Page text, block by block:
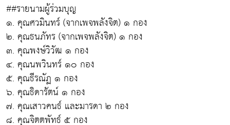
##รายนามผู้ร่วมบุญ
๑. คุณศวมินทร์ (จากเพจพลังจิต) ๑ กอง
๒. คุณธนภัทร (จากเพจพลังจิต) ๑ กอง
๓. คุณพงษ์วิวัฒ ๑ กอง
๔. คุณนพวินทร์ ๑๐ กอง
๕. คุณธีรณัฏ ๑ กอง
๖. คุณธิดารัตน์ ๑ กอง
๗. คุณเสาวคนธ์ และมารดา ๒ กอง
๘. คุณจิตตพัทธ์ ๕ กอง